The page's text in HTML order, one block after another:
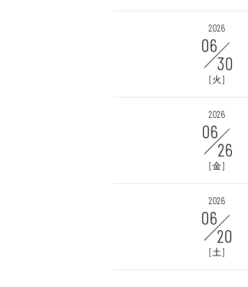
2026
06
30
[火]
2026
06
26
[金]
2026
06
20
[土]